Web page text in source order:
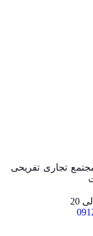
تجاری تفریحی